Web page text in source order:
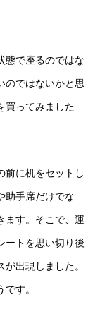
態で座るのではな
のではないかと思
買ってみました
前に机をセットし
助手席だけでな
ます。そこで、運
ートを思い切り後
出現しました。
す。